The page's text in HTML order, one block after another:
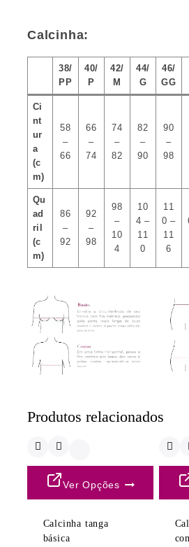
Calcinha:
38/
PP
40/
P
42/
M
44/
G
46/
GG
Ci
nt
ur
a
(c
m)
58
–
66
66
–
74
74
–
82
82
–
90
90
–
98
Qu
ad
ril
(c
m)
86
–
92
92
–
98
98
–
10
4
10
4 –
11
0
11
0 –
11
6
Produtos relacionados
Ver Opções
Calcinha tanga
básica